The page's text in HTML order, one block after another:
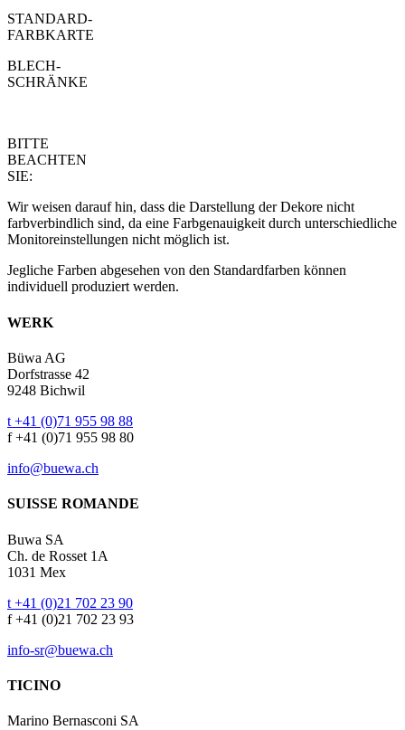
STANDARD-
FARBKARTE
BLECH-
SCHRÄNKE
BITTE
BEACHTEN
SIE:
Wir weisen darauf hin, dass die Darstellung der Dekore nicht
farbverbindlich sind, da eine Farbgenauigkeit durch unterschiedliche
Monitoreinstellungen nicht möglich ist.
Jegliche Farben abgesehen von den Standardfarben können
individuell produziert werden.
WERK
Büwa AG
Dorfstrasse 42
9248 Bichwil
t +41 (0)71 955 98 88
f +41 (0)71 955 98 80
info@buewa.ch
SUISSE ROMANDE
Buwa SA
Ch. de Rosset 1A
1031 Mex
t +41 (0)21 702 23 90
f +41 (0)21 702 23 93
info-sr@buewa.ch
TICINO
Marino Bernasconi SA